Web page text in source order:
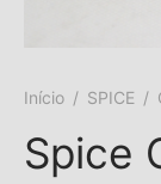
Início / SPICE /
Spice
Moks